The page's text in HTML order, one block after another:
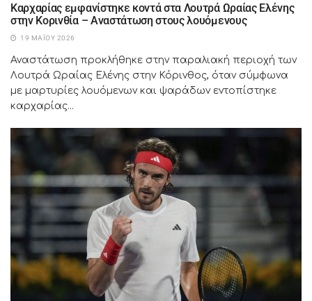
Καρχαρίας εμφανίστηκε κοντά στα Λουτρά Ωραίας Ελένης
στην Κορινθία – Αναστάτωση στους λουόμενους
19 ΜΑΪ́ΟΥ 2026
Αναστάτωση προκλήθηκε στην παραλιακή περιοχή των
Λουτρά Ωραίας Ελένης στην Κόρινθος, όταν σύμφωνα
με μαρτυρίες λουόμενων και ψαράδων εντοπίστηκε
καρχαρίας...